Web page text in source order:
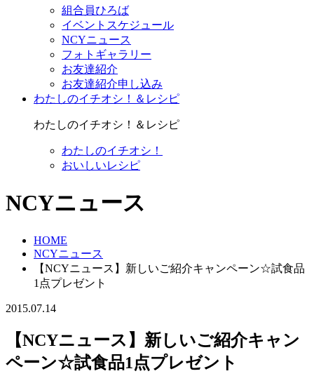
組合員ひろば
イベントスケジュール
NCYニュース
フォトギャラリー
お友達紹介
お友達紹介申し込み
わたしのイチオシ！＆レシピ
わたしのイチオシ！＆レシピ
わたしのイチオシ！
おいしいレシピ
NCYニュース
HOME
NCYニュース
【NCYニュース】新しいご紹介キャンペーン☆試食品
1点プレゼント
2015.07.14
【NCYニュース】新しいご紹介キャン
ペーン☆試食品1点プレゼント